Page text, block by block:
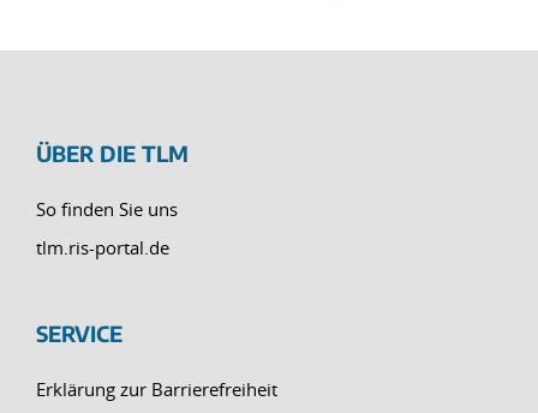
ÜBER DIE TLM
So finden Sie uns
tlm.ris-portal.de
SERVICE
Erklärung zur Barrierefreiheit